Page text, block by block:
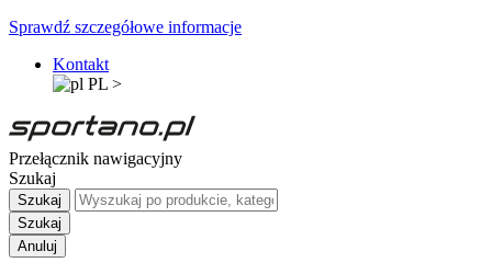
Sprawdź szczegółowe informacje
Kontakt
PL >
Przełącznik nawigacyjny
Szukaj
Szukaj
Szukaj
Anuluj